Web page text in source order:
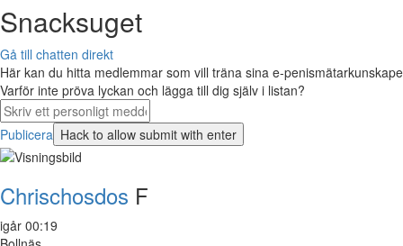
Snacksuget
Gå till chatten direkt
Här kan du hitta medlemmar som vill träna sina e-
Varför inte pröva lyckan och lägga till dig själv i listan?
Publicera
Chrischosdos F
igår 00:19